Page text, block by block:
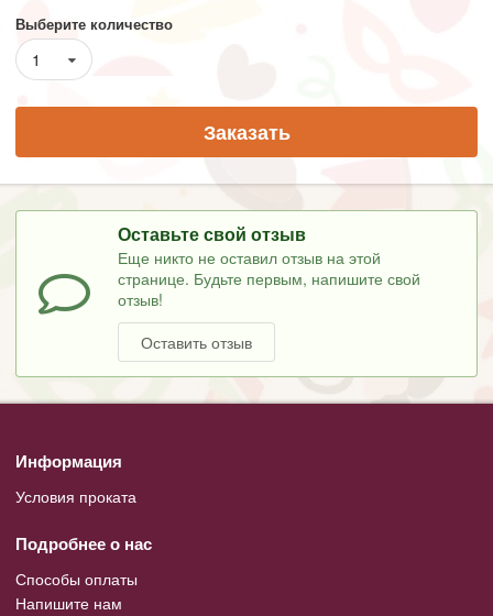
Выберите количество
1
Заказать
Оставьте свой отзыв
Еще никто не оставил отзыв на этой
странице. Будьте первым, напишите свой
отзыв!
Оставить отзыв
Информация
Условия проката
Подробнее о нас
Способы оплаты
Напишите нам